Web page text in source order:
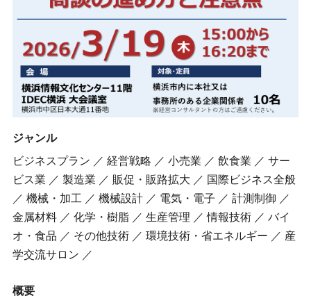
ジャンル
ビジネスプラン ／ 経営戦略 ／ 小売業 ／ 飲食業 ／ サー
ビス業 ／ 製造業 ／ 販促・販路拡大 ／ 国際ビジネス全般
／ 機械・加工 ／ 機械設計 ／ 電気・電子 ／ 計測制御 ／
金属材料 ／ 化学・樹脂 ／ 生産管理 ／ 情報技術 ／ バイ
オ・食品 ／ その他技術 ／ 環境技術・省エネルギー ／ 産
学交流サロン ／
概要